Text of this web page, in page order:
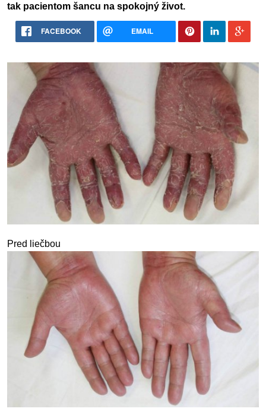
tak pacientom šancu na spokojný život.
FACEBOOK EMAIL
Pred liečbou